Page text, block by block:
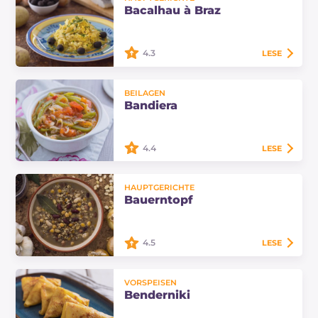
Maltagliati, gewürzt mit
Fleischragout und sautiertem
Bacalhau à Braz
Gericht der portugiesischen Küche
auf Basis von Kabeljau, Pommes
4.3 LESE
BEILAGEN
Bandiera
Beilage der umbrischen Küche.
Hergestellt mit Sommergemüse,
4.4 LESE
HAUPTGERICHTE
Bauerntopf
und nahrhaftes Hauptgericht auf
Basis von Hülsenfrüchten und
4.5 LESE
VORSPEISEN
Benderniki